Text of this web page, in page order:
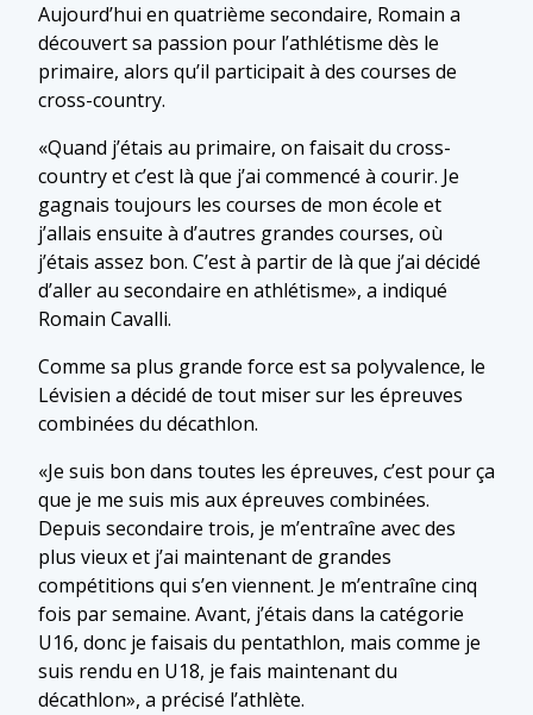
Aujourd’hui en quatrième secondaire, Romain a
découvert sa passion pour l’athlétisme dès le
primaire, alors qu’il participait à des courses de
cross-country.
«Quand j’étais au primaire, on faisait du cross-
country et c’est là que j’ai commencé à courir. Je
gagnais toujours les courses de mon école et
j’allais ensuite à d’autres grandes courses, où
j’étais assez bon. C’est à partir de là que j’ai décidé
d’aller au secondaire en athlétisme», a indiqué
Romain Cavalli.
Comme sa plus grande force est sa polyvalence, le
Lévisien a décidé de tout miser sur les épreuves
combinées du décathlon.
«Je suis bon dans toutes les épreuves, c’est pour ça
que je me suis mis aux épreuves combinées.
Depuis secondaire trois, je m’entraîne avec des
plus vieux et j’ai maintenant de grandes
compétitions qui s’en viennent. Je m’entraîne cinq
fois par semaine. Avant, j’étais dans la catégorie
U16, donc je faisais du pentathlon, mais comme je
suis rendu en U18, je fais maintenant du
décathlon», a précisé l’athlète.